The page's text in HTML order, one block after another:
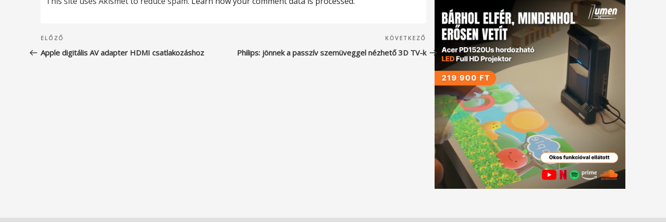
Bejegyzés
navigáció
Korábbi
bejegyzés
ELŐZŐ
Apple digitális AV adapter HDMI csatlakozáshoz
Következő
bejegyzés
KÖVETKEZŐ
Philips: jönnek a passzív szemüveggel nézhető 3D TV-k